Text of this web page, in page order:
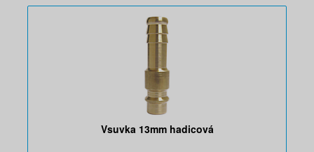
Vsuvka 13mm hadicová